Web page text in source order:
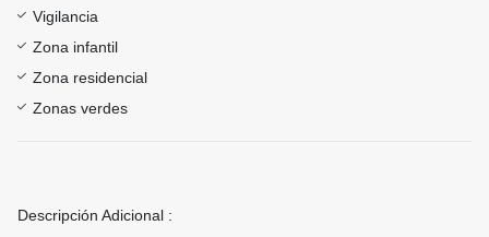
Vigilancia
Zona infantil
Zona residencial
Zonas verdes
Descripción Adicional :